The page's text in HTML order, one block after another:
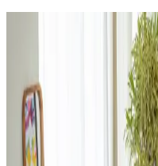
Dergi ve Gazete
Alternatif Kullanım
Dergi ve gazete tutucuları,
ayakkabı ve banyo
düzenlenmesinde
çeşitliliği kullanım alanlarını